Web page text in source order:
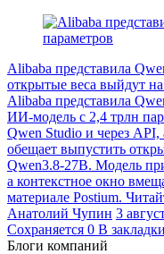
Alibaba представила
открытые веса выйдут
Alibaba представила
ИИ-модель с 2,4 трлн
Qwen Studio и через
обещает выпустить
Qwen3.8‑27B. Модель
а контекстное окно
материале Postium.
Анатолий Чупин 3
Сохраняется 0 В закладки
Блоги компаний